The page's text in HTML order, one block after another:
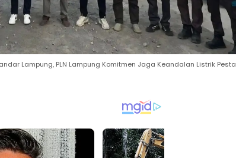
Lampung, PLN Lampung Komitmen Jaga Keandalan Listrik Pesta